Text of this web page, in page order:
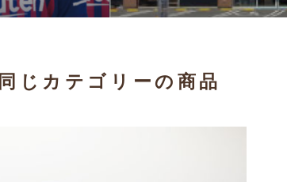
同じカテゴリーの商品